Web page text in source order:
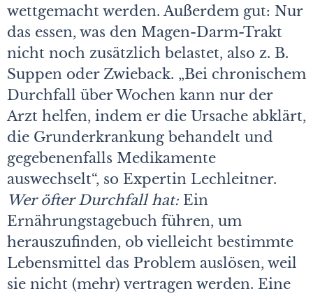
wettgemacht werden. Außerdem gut: Nur
das essen, was den Magen-Darm-Trakt
nicht noch zusätzlich belastet, also z. B.
Suppen oder Zwieback. „Bei chronischem
Durchfall über Wochen kann nur der
Arzt helfen, indem er die Ursache abklärt,
die Grunderkrankung behandelt und
gegebenenfalls Medikamente
auswechselt“, so Expertin Lechleitner.
Wer öfter Durchfall hat: Ein
Ernährungstagebuch führen, um
herauszufinden, ob vielleicht bestimmte
Lebensmittel das Problem auslösen, weil
sie nicht (mehr) vertragen werden. Eine